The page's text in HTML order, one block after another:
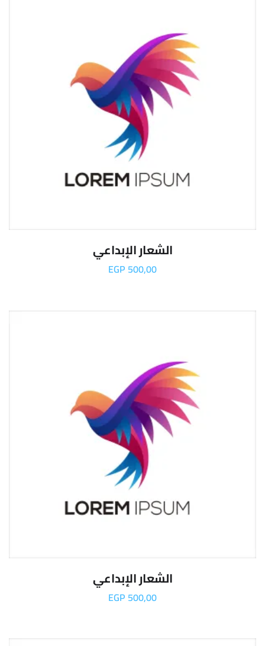
الشعار الإبداعي
EGP 500,00
الشعار الإبداعي
EGP 500,00